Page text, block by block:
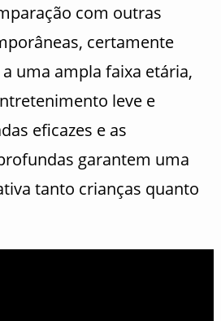
com outras
certamente
uma ampla faixa etária,
leve e
eficazes e as
garantem uma
tanto crianças quanto